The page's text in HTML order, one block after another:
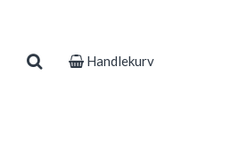
Handlekurv